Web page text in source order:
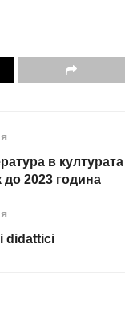
в културата
до 2023 година
didattici